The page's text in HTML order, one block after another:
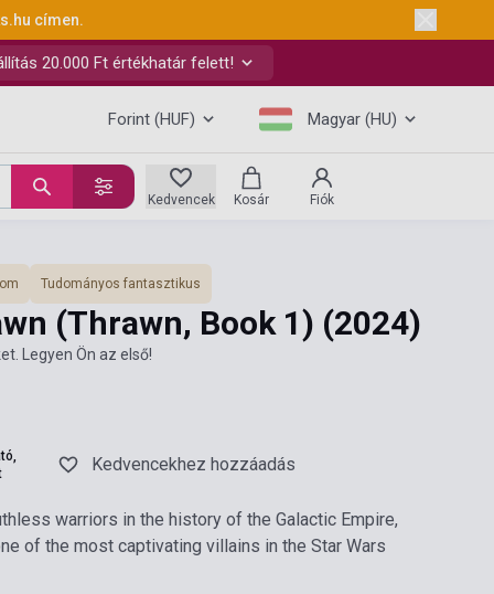
címen.
20.000 Ft értékhatár felett!
Forint (HUF) Magyar (HU)
Kedvencek Kosár Fiók
Tudományos fantasztikus
(Thrawn, Book 1) (2024)
Legyen Ön az első!
Kedvencekhez hozzáadás
warriors in the history of the Galactic Empire,
of the most captivating villains in the Star Wars